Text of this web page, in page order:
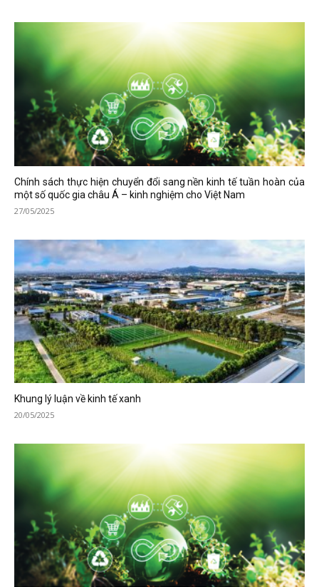
Chính sách thực hiện chuyển đổi sang nền kinh tế tuần hoàn của
một số quốc gia châu Á – kinh nghiệm cho Việt Nam
27/05/2025
Khung lý luận về kinh tế xanh
20/05/2025